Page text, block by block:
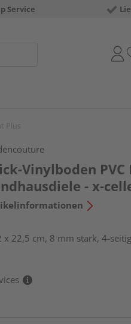
Service
Vinylboden PVC
- x-
x 22,5 cm, 8 mm stark, 4-